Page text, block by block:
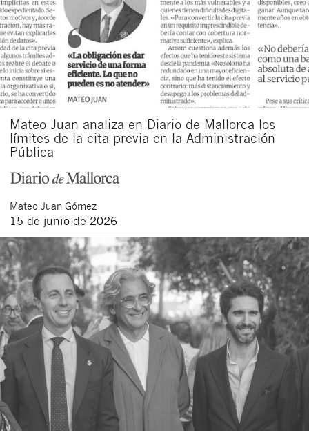
Mateo Juan analiza en Diario de Mallorca los
límites de la cita previa en la Administración
Pública
Mateo Juan Gómez
15 de junio de 2026